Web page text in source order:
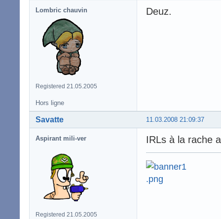
Lombric chauvin
Registered 21.05.2005
Deuz.
Hors ligne
11.03.2008 21:09:37
Savatte
Aspirant mili-ver
Registered 21.05.2005
IRLs à la rache